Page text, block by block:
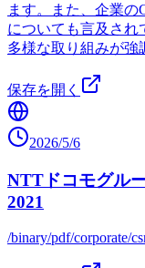
ます。また、企業
についても言及され
多様な取り組みが強
保存を開く
2026/5/6
NTTドコモグル
2021
/binary/pdf/corporate/